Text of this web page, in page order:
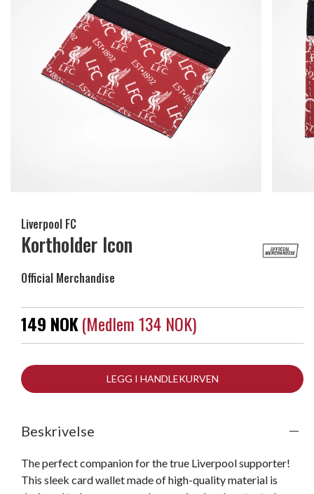
Liverpool FC
Kortholder Icon
Official Merchandise
149 NOK(medlem 134 NOK)
LEGG I HANDLEKURVEN
Beskrivelse
The perfect companion for the true Liverpool supporter!
This sleek card wallet made of high-quality material is